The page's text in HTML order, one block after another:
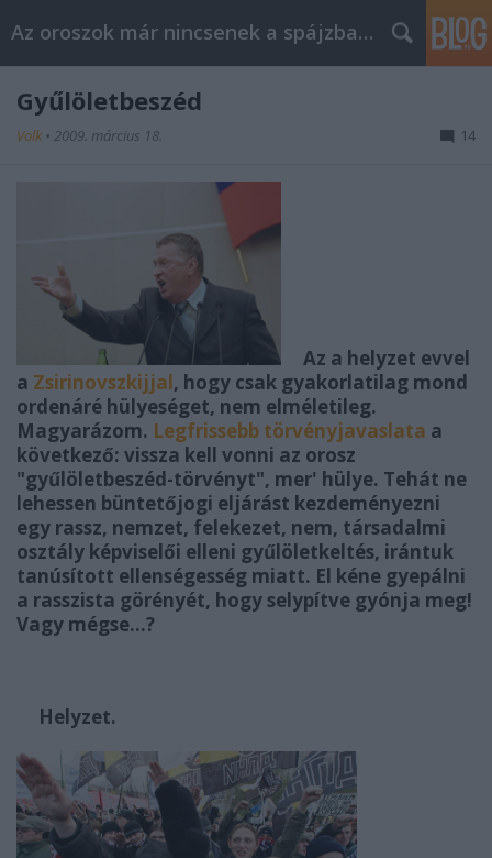
Az oroszok már nincsenek a spájzban...
Gyűlöletbeszéd
Volk • 2009. március 18. 14
Az a helyzet evvel
a Zsirinovszkijjal, hogy csak gyakorlatilag mond
ordenáré hülyeséget, nem elméletileg.
Magyarázom. Legfrissebb törvényjavaslata a
következő: vissza kell vonni az orosz
"gyűlöletbeszéd-törvényt", mer' hülye. Tehát ne
lehessen büntetőjogi eljárást kezdeményezni
egy rassz, nemzet, felekezet, nem, társadalmi
osztály képviselői elleni gyűlöletkeltés, irántuk
tanúsított ellenségesség miatt. El kéne gyepálni
a rasszista görényét, hogy selypítve gyónja meg!
Vagy mégse…?
Helyzet.